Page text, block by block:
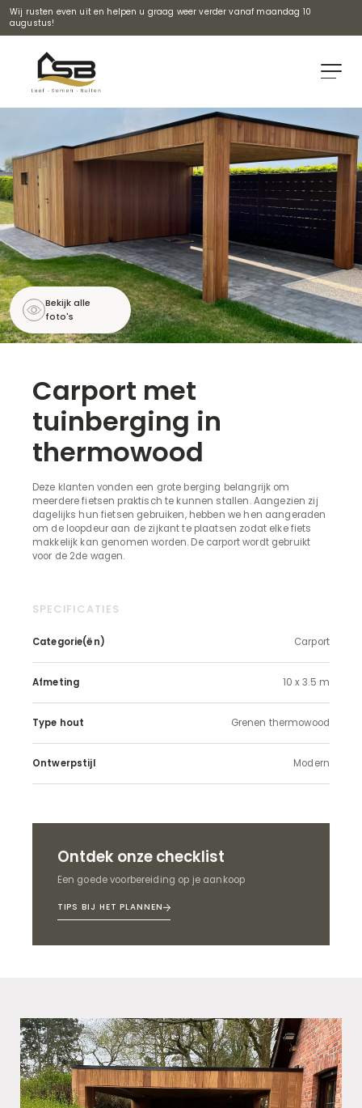
Wij rusten even uit en helpen u graag weer verder vanaf maandag 10
augustus!
Bekijk alle
foto's
Carport met
tuinberging in
thermowood
Deze klanten vonden een grote berging belangrijk om
meerdere fietsen praktisch te kunnen stallen. Aangezien zij
dagelijks hun fietsen gebruiken, hebben we hen aangeraden
om de loopdeur aan de zijkant te plaatsen zodat elke fiets
makkelijk kan genomen worden. De carport wordt gebruikt
voor de 2de wagen.
SPECIFICATIES
Categorie(ën) Carport
Afmeting 10 x 3.5 m
Type hout Grenen thermowood
Ontwerpstijl Modern
Ontdek onze checklist
Een goede voorbereiding op je aankoop
TIPS BIJ HET PLANNEN